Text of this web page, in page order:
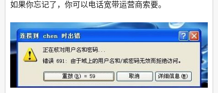
如果你忘记了，你可以电话宽带运营商索要。